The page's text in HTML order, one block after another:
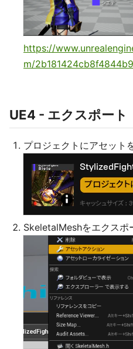
https://
m/
UE4 - エクスポート
プロジェクトにアセット
SkeletalMeshをエクスポ